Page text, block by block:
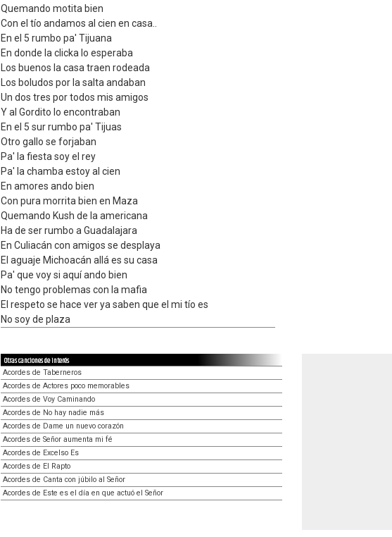
Quemando motita bien
Con el tío andamos al cien en casa..
En el 5 rumbo pa' Tijuana
En donde la clicka lo esperaba
Los buenos la casa traen rodeada
Los boludos por la salta andaban
Un dos tres por todos mis amigos
Y al Gordito lo encontraban
En el 5 sur rumbo pa' Tijuas
Otro gallo se forjaban
Pa' la fiesta soy el rey
Pa' la chamba estoy al cien
En amores ando bien
Con pura morrita bien en Maza
Quemando Kush de la americana
Ha de ser rumbo a Guadalajara
En Culiacán con amigos se desplaya
El aguaje Michoacán allá es su casa
Pa' que voy si aquí ando bien
No tengo problemas con la mafia
El respeto se hace ver ya saben que el mi tío es
No soy de plaza
Otras canciones de interés
Acordes de Taberneros
Acordes de Actores poco memorables
Acordes de Voy Caminando
Acordes de No hay nadie más
Acordes de Dame un nuevo corazón
Acordes de Señor aumenta mi fé
Acordes de Excelso Es
Acordes de El Rapto
Acordes de Canta con júbilo al Señor
Acordes de Este es el día en que actuó el Señor